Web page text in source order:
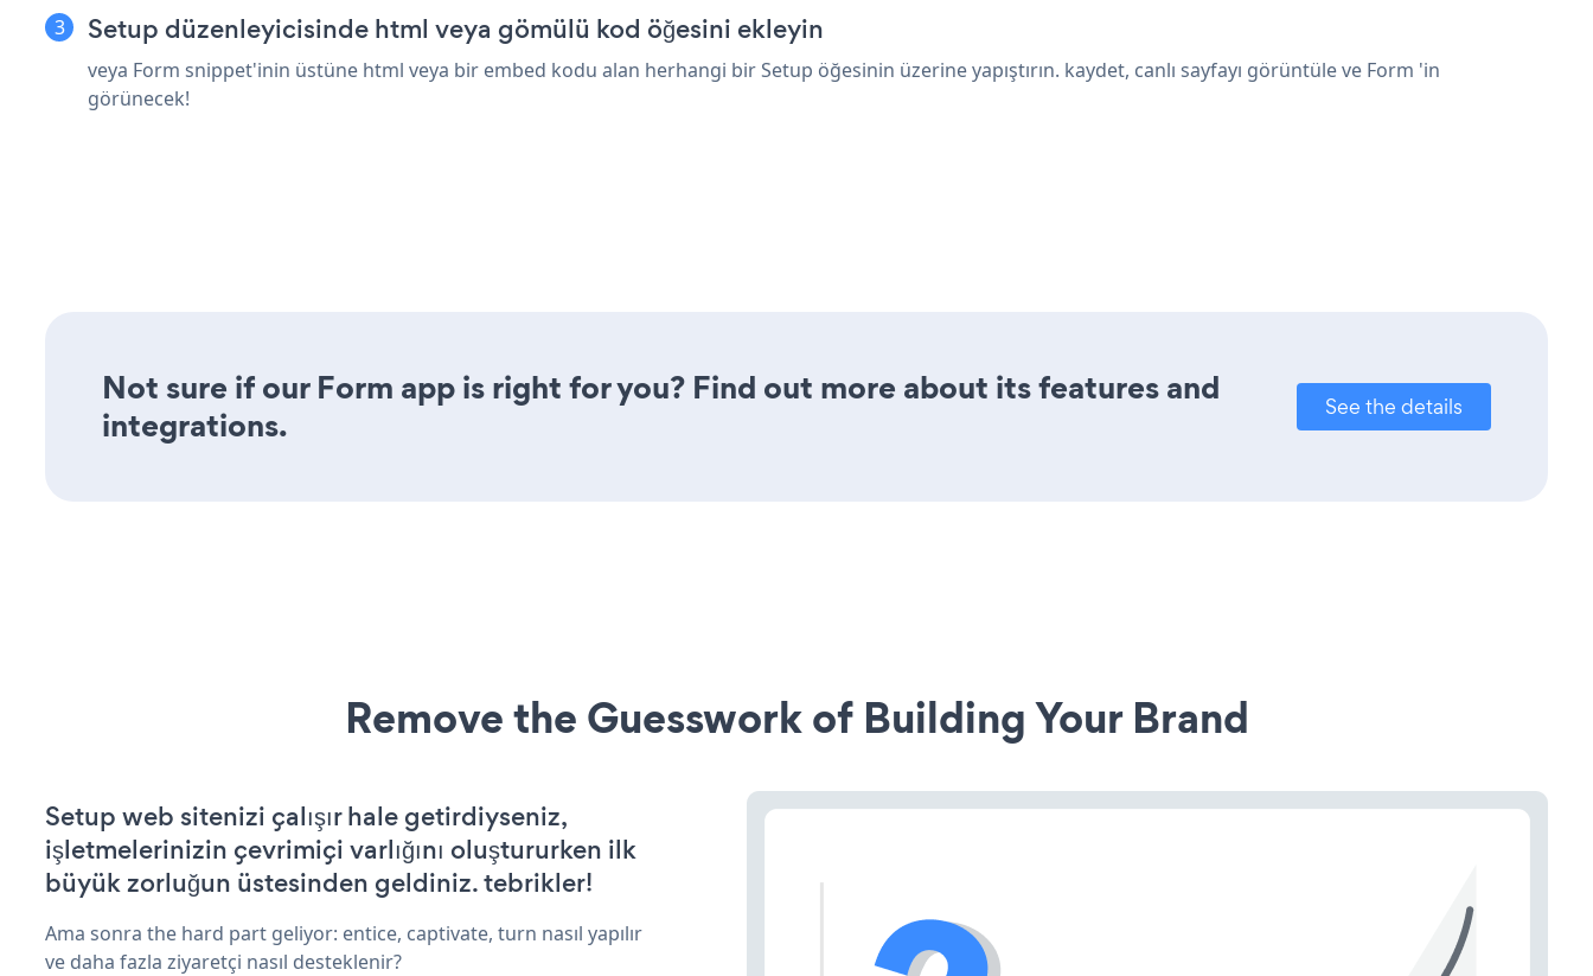
Setup düzenleyicisinde html veya gömülü kod öğesini ekleyin
veya Form snippet'inin üstüne html veya bir embed kodu alan herhangi bir Setup öğesinin üzerine yapıştırın. kaydet, canlı sayfayı görüntüle ve Form 'in
görünecek!
Not sure if our Form app is right for you? Find out more about its features and
integrations.
See the details
Remove the Guesswork of Building Your Brand
Setup web sitenizi çalışır hale getirdiyseniz,
işletmelerinizin çevrimiçi varlığını oluştururken ilk
büyük zorluğun üstesinden geldiniz. tebrikler!
Ama sonra the hard part geliyor: entice, captivate, turn nasıl yapılır
ve daha fazla ziyaretçi nasıl desteklenir?